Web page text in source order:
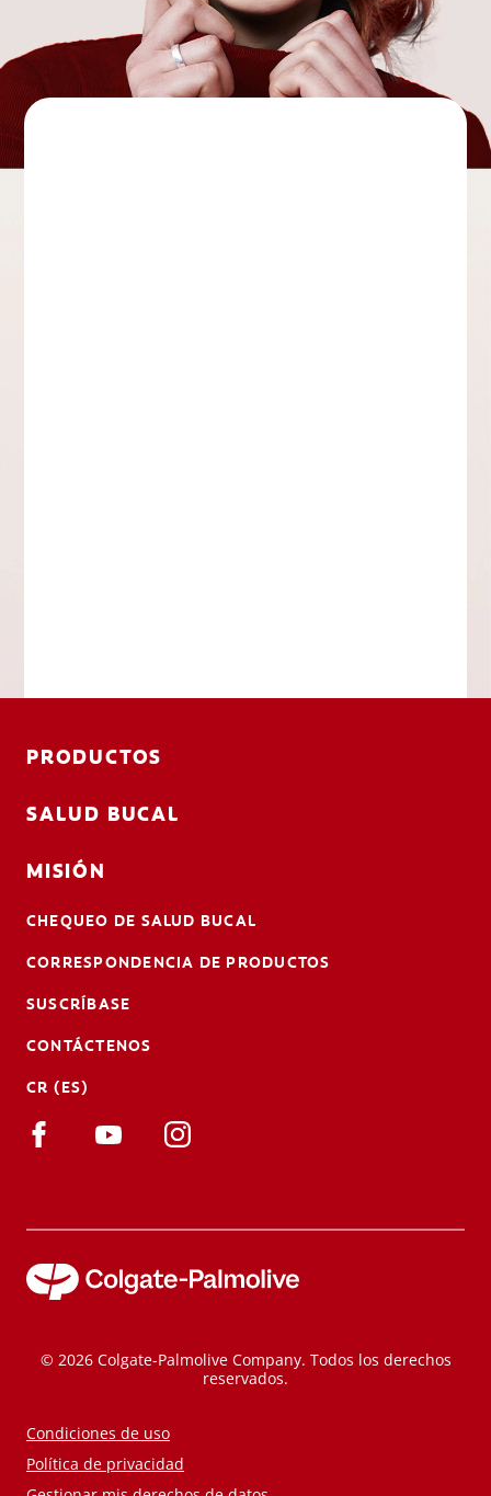
PRODUCTOS
SALUD BUCAL
MISIÓN
CHEQUEO DE SALUD BUCAL
CORRESPONDENCIA DE PRODUCTOS
SUSCRÍBASE
CONTÁCTENOS
CR (ES)
© 2026 Colgate-Palmolive Company. Todos los derechos
reservados.
Condiciones de uso
Política de privacidad